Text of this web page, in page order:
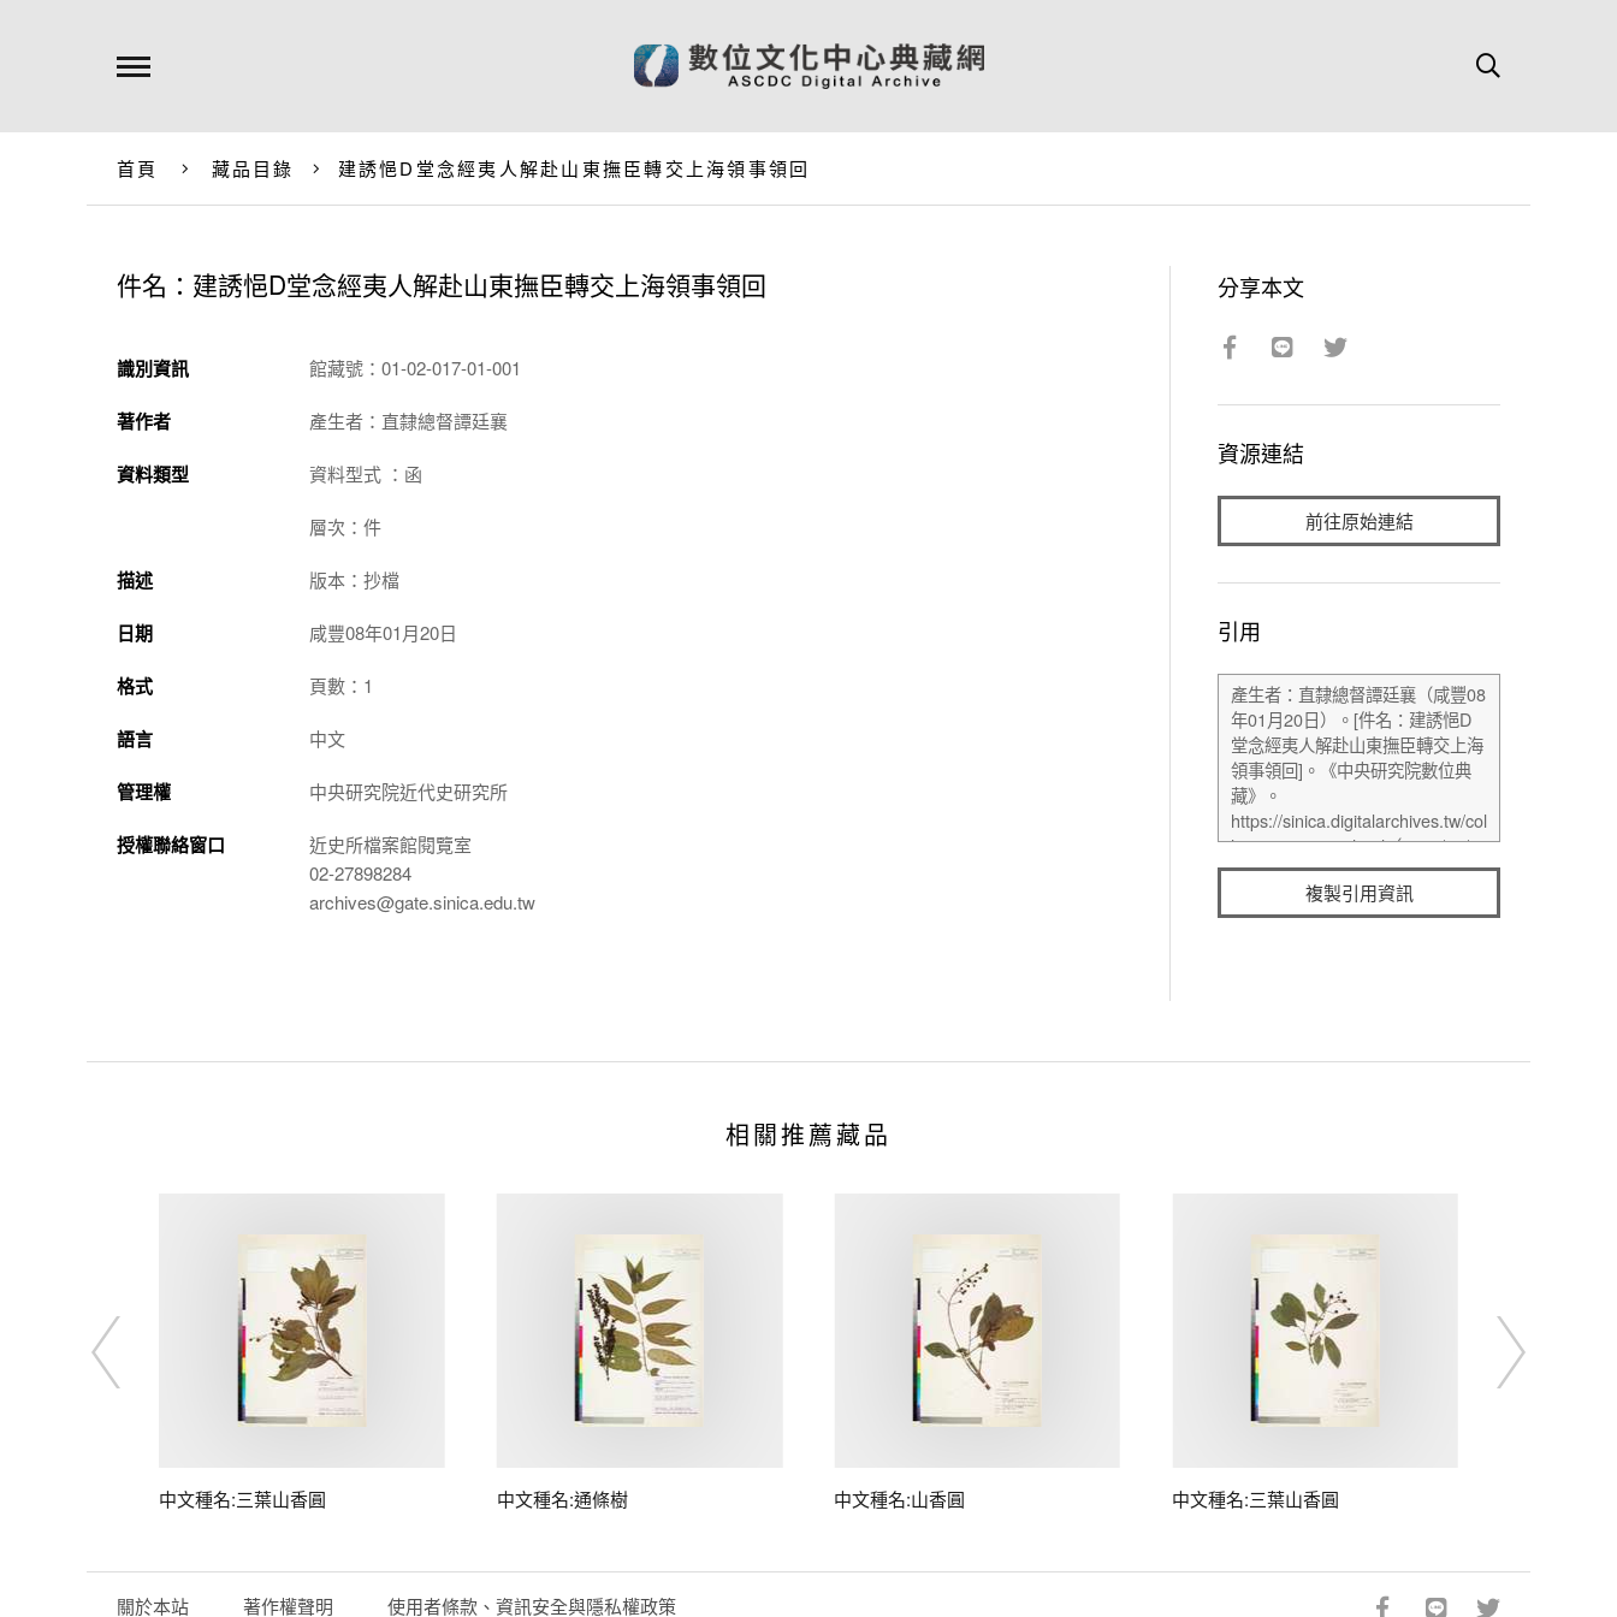
首頁 藏品目錄 建誘悒D堂念經夷人解赴山東撫臣轉交上海領事領回
件名：建誘悒D堂念經夷人解赴山東撫臣轉交上海領事領回
識別資訊 館藏號：01-02-017-01-001
著作者 產生者：直隸總督譚廷襄
資料類型 資料型式 ：函
層次：件
描述 版本：抄檔
日期 咸豐08年01月20日
格式 頁數：1
語言 中文
管理權 中央研究院近代史研究所
授權聯絡窗口
近史所檔案館閱覽室
02-27898284
archives@gate.sinica.edu.tw
分享本文
資源連結
前往原始連結
引用
複製引用資訊
相關推薦藏品
中文種名:三葉山香圓 中文種名:通條樹 中文種名:山香圓 中文種名:三葉山香圓
關於本站 著作權聲明 使用者條款、資訊安全與隱私權政策